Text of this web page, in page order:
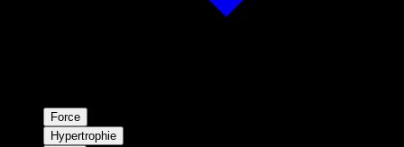
Force
Hypertrophie